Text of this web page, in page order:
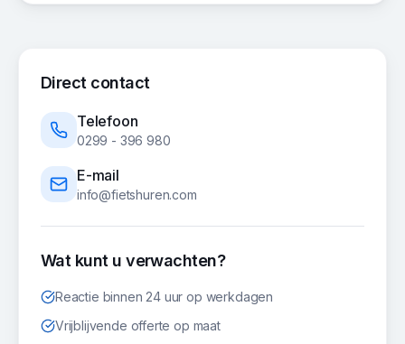
Direct contact
Telefoon
0299 - 396 980
E-mail
info@fietshuren.com
Wat kunt u verwachten?
Reactie binnen 24 uur op werkdagen
Vrijblijvende offerte op maat